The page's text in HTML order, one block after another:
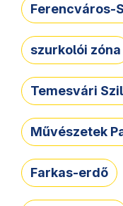
Ferencváros-
szurkolói zóna
Temesvári
Művészetek
Farkas-erdő